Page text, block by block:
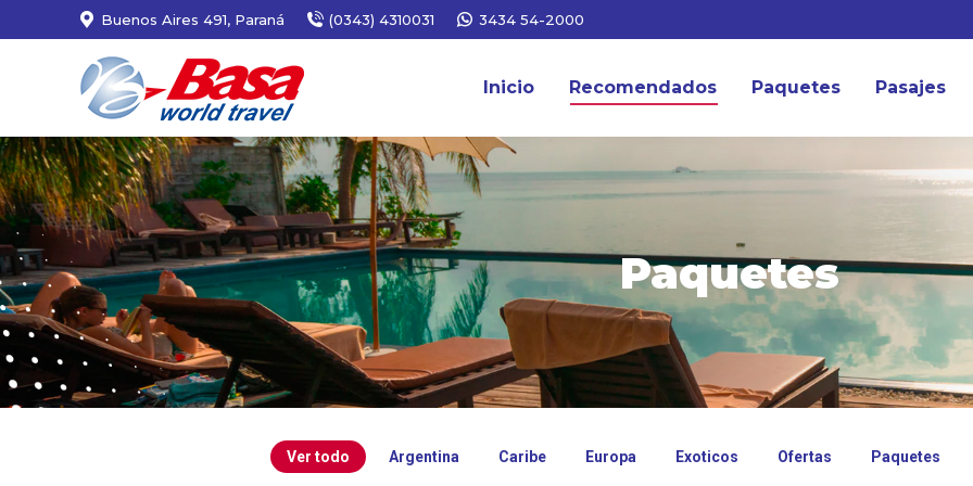
Buenos Aires 491, Paraná (0343) 4310031 3434 54-2000
Inicio Recomendados Paquetes Pasajes
Paquetes
Ver todo Argentina Caribe Europa Exoticos Ofertas Paquetes